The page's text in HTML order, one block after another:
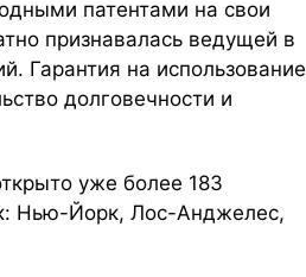
патентами на свои
признавалась ведущей в
Гарантия на использование
долговечности и
уже более 183
Нью-Йорк, Лос-Анджелес,